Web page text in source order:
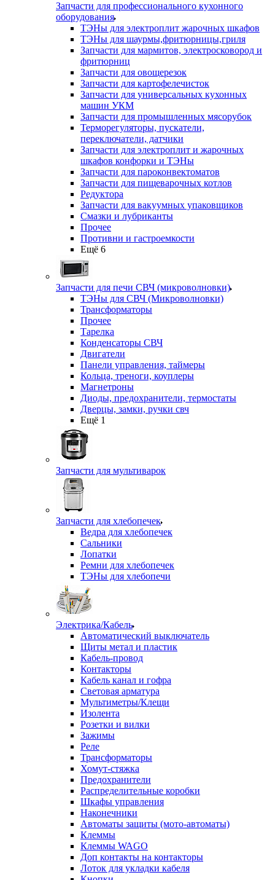
Запчасти для профессионального кухонного
оборудования
ТЭНы для электроплит жарочных шкафов
ТЭНы для шаурмы,фритюрницы,гриля
Запчасти для мармитов, электросковород и
фритюрниц
Запчасти для овощерезок
Запчасти для картофелечисток
Запчасти для универсальных кухонных
машин УКМ
Запчасти для промышленных мясорубок
Терморегуляторы, пускатели,
переключатели, датчики
Запчасти для электроплит и жарочных
шкафов конфорки и ТЭНы
Запчасти для пароконвектоматов
Запчасти для пищеварочных котлов
Редуктора
Запчасти для вакуумных упаковщиков
Смазки и лубриканты
Прочее
Противни и гастроемкости
Ещё 6
Запчасти для печи СВЧ (микроволновки)
ТЭНы для СВЧ (Микроволновки)
Трансформаторы
Прочее
Тарелка
Конденсаторы СВЧ
Двигатели
Панели управления, таймеры
Кольца, треноги, коуплеры
Магнетроны
Диоды, предохранители, термостаты
Дверцы, замки, ручки свч
Ещё 1
Запчасти для мультиварок
Запчасти для хлебопечек
Ведра для хлебопечек
Сальники
Лопатки
Ремни для хлебопечек
ТЭНы для хлебопечи
Электрика/Кабель
Автоматический выключатель
Щиты метал и пластик
Кабель-провод
Контакторы
Кабель канал и гофра
Световая арматура
Мультиметры/Клещи
Изолента
Розетки и вилки
Зажимы
Реле
Трансформаторы
Хомут-стяжка
Предохранители
Распределительные коробки
Шкафы управления
Наконечники
Автоматы защиты (мото-автоматы)
Клеммы
Клеммы WAGO
Доп контакты на контакторы
Лоток для укладки кабеля